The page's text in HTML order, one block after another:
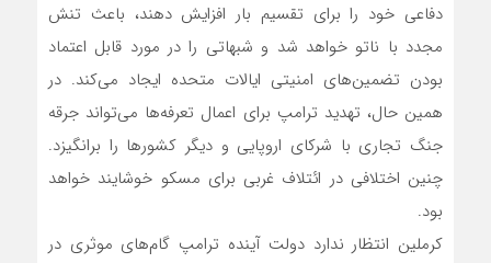
دفاعی خود را برای تقسیم بار افزایش دهند، باعث تنش
مجدد با ناتو خواهد شد و شبهاتی را در مورد قابل اعتماد
بودن تضمین‌های امنیتی ایالات متحده ایجاد می‌کند. در
همین حال، تهدید ترامپ برای اعمال تعرفه‌ها می‌تواند جرقه
جنگ تجاری با شرکای اروپایی و دیگر کشورها را برانگیزد.
چنین اختلافی در ائتلاف غربی برای مسکو خوشایند خواهد
بود.
کرملین انتظار ندارد دولت آینده ترامپ گام‌های موثری در